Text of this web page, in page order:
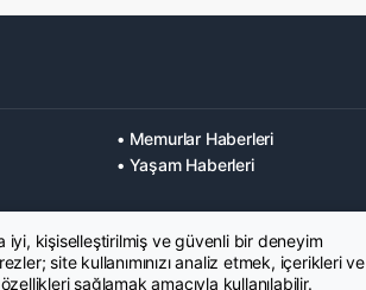
• Memurlar Haberleri
• Yaşam Haberleri
iyi, kişiselleştirilmiş ve güvenli bir deneyim
site kullanımınızı analiz etmek, içerikleri ve
sağlamak amacıyla kullanılabilir.